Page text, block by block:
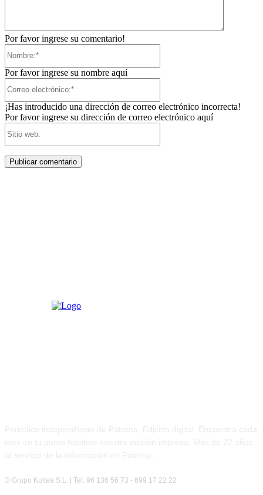
Por favor ingrese su comentario!
Por favor ingrese su nombre aquí
¡Has introducido una dirección de correo electrónico incorrecta!
Por favor ingrese su dirección de correo electrónico aquí
© Grupo Kultea S.L. | Tel. 96 136 56 73 - 699 17 22 22